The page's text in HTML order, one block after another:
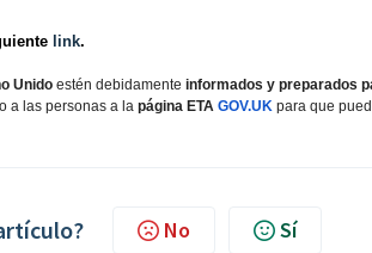
link.
Unido estén debidamente informados y preparados
a las personas a la página ETA GOV.UK para que
No Sí